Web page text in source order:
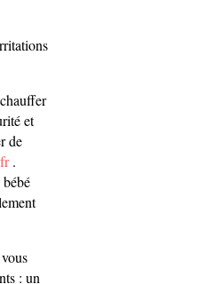
et
de
.
: un